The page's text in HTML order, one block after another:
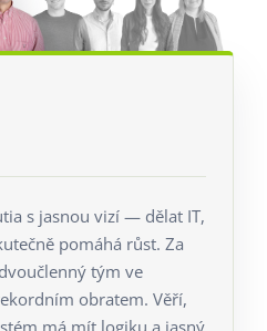
Martin MilýVojtěch KubkaMiljan PajićDiana Pancířová
Michaela
s jasnou vizí — dělat IT,
pomáhá růst. Za
tým ve
obratem. Věří,
má mít logiku a jasný